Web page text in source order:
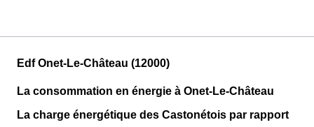
Edf Onet-Le-Château (12000)
La consommation en énergie à Onet-Le-Château
La charge énergétique des Castonétois par rapport